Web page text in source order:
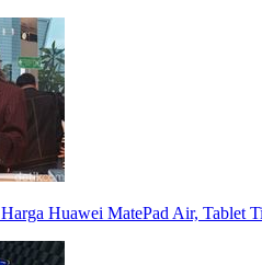
Harga Huawei MatePad Air, Tablet